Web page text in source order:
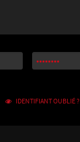
IDENTIFIANT OUBLIÉ ?